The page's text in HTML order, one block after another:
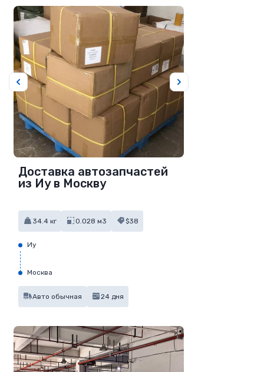
Доставка автозапчастей
из Иу в Москву
34.4 кг 0.028 м3 $38
Иу
Москва
Авто обычная 24 дня